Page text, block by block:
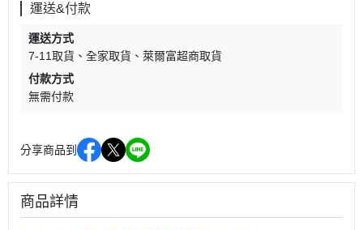
運送&付款
運送方式
7-11取貨
全家取貨
萊爾富超商取貨
付款方式
無需付款
分享商品到
商品詳情